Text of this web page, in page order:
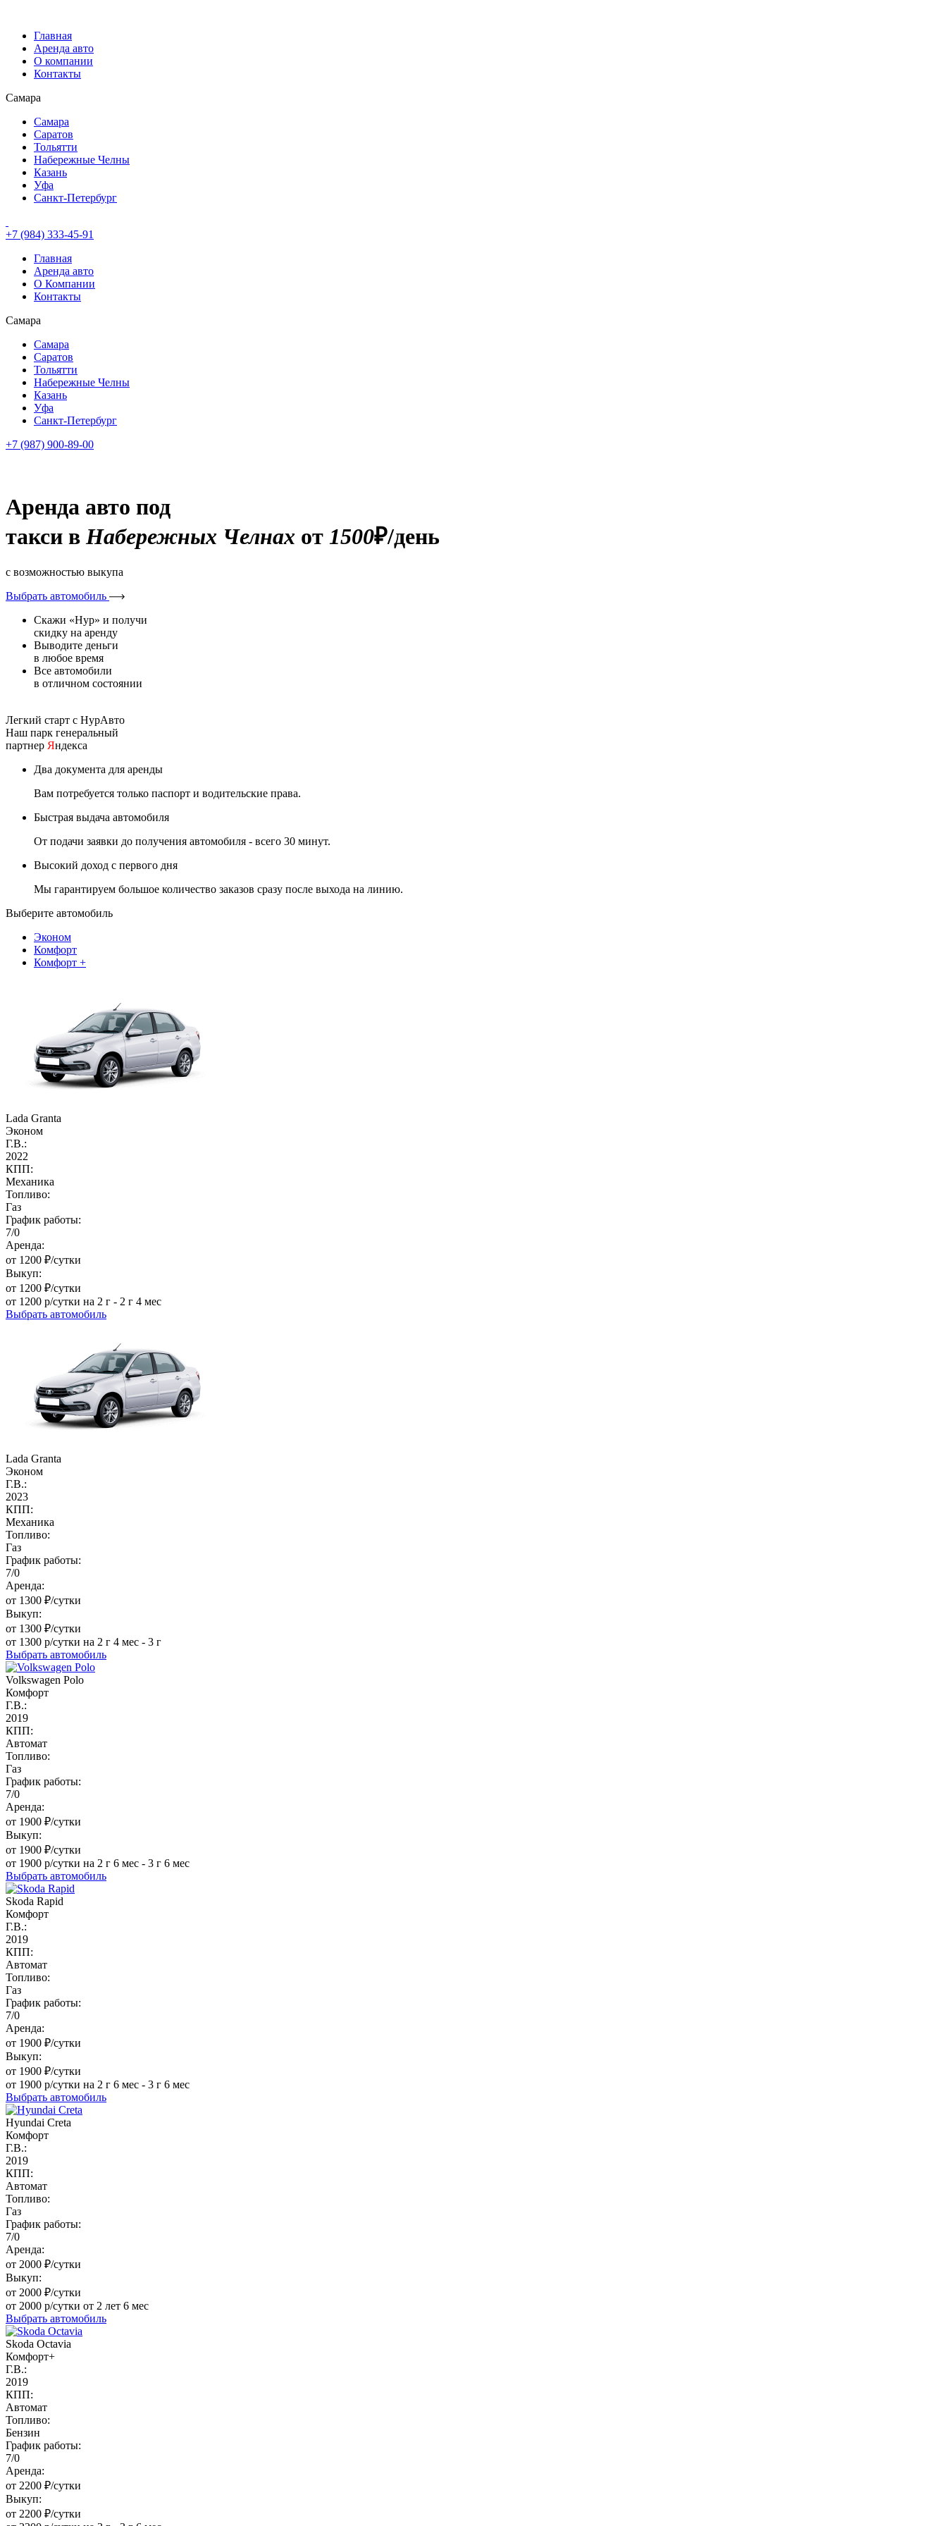
Главная
Аренда авто
О компании
Контакты
Самара
Самара
Саратов
Тольятти
Набережные Челны
Казань
Уфа
Санкт-Петербург
+7 (984) 333-45-91
Главная
Аренда авто
О Компании
Контакты
Самара
Самара
Саратов
Тольятти
Набережные Челны
Казань
Уфа
Санкт-Петербург
+7 (987) 900-89-00
Аренда авто под
такси вНабережных Челнах от 1500₽/день
с возможностью выкупа
Выбрать автомобиль
Скажи «Нур» и получи
скидку на аренду
Выводите деньги
в любое время
Все автомобили
в отличном состоянии
Легкий старт с НурАвто
Наш парк генеральный
партнер Яндекса
Два документа для аренды
Вам потребуется только паспорт и водительские права.
Быстрая выдача автомобиля
От подачи заявки до получения автомобиля - всего 30 минут.
Высокий доход с первого дня
Мы гарантируем большое количество заказов сразу после выхода на линию.
Выберите автомобиль
Эконом
Комфорт
Комфорт +
Lada Granta
Эконом
Г.В.:
2022
КПП:
Механика
Топливо:
Газ
График работы:
7/0
Аренда:
от 1200 ₽/сутки
Выкуп:
от 1200 ₽/сутки
от 1200 р/сутки на 2 г - 2 г 4 мес
Выбрать автомобиль
Lada Granta
Эконом
Г.В.:
2023
КПП:
Механика
Топливо:
Газ
График работы:
7/0
Аренда:
от 1300 ₽/сутки
Выкуп:
от 1300 ₽/сутки
от 1300 р/сутки на 2 г 4 мес - 3 г
Выбрать автомобиль
Volkswagen Polo
Комфорт
Г.В.:
2019
КПП:
Автомат
Топливо:
Газ
График работы:
7/0
Аренда:
от 1900 ₽/сутки
Выкуп:
от 1900 ₽/сутки
от 1900 р/сутки на 2 г 6 мес - 3 г 6 мес
Выбрать автомобиль
Skoda Rapid
Комфорт
Г.В.:
2019
КПП:
Автомат
Топливо:
Газ
График работы:
7/0
Аренда:
от 1900 ₽/сутки
Выкуп:
от 1900 ₽/сутки
от 1900 р/сутки на 2 г 6 мес - 3 г 6 мес
Выбрать автомобиль
Hyundai Creta
Комфорт
Г.В.:
2019
КПП:
Автомат
Топливо:
Газ
График работы:
7/0
Аренда:
от 2000 ₽/сутки
Выкуп:
от 2000 ₽/сутки
от 2000 р/сутки от 2 лет 6 мес
Выбрать автомобиль
Skoda Octavia
Комфорт+
Г.В.:
2019
КПП:
Автомат
Топливо:
Бензин
График работы:
7/0
Аренда:
от 2200 ₽/сутки
Выкуп:
от 2200 ₽/сутки